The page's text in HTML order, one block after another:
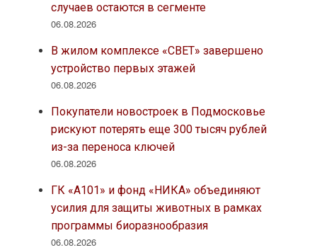
случаев остаются в сегменте
06.08.2026
В жилом комплексе «СВЕТ» завершено
устройство первых этажей
06.08.2026
Покупатели новостроек в Подмосковье
рискуют потерять еще 300 тысяч рублей
из-за переноса ключей
06.08.2026
ГК «А101» и фонд «НИКА» объединяют
усилия для защиты животных в рамках
программы биоразнообразия
06.08.2026